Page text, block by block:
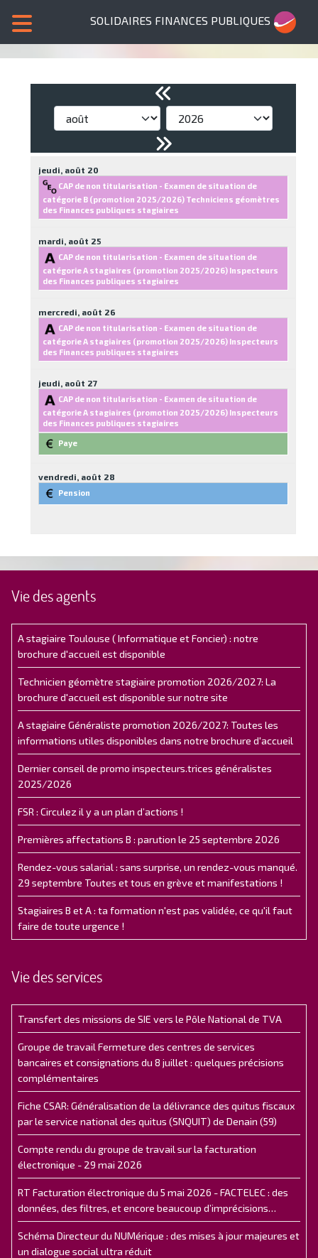
SOLIDAIRES FINANCES PUBLIQUES
jeudi, août 20
CAP de non titularisation - Examen de situation de
catégorie B (promotion 2025/2026) Techniciens géomètres
des Finances publiques stagiaires
mardi, août 25
CAP de non titularisation - Examen de situation de
catégorie A stagiaires (promotion 2025/2026) Inspecteurs
des Finances publiques stagiaires
mercredi, août 26
CAP de non titularisation - Examen de situation de
catégorie A stagiaires (promotion 2025/2026) Inspecteurs
des Finances publiques stagiaires
jeudi, août 27
CAP de non titularisation - Examen de situation de
catégorie A stagiaires (promotion 2025/2026) Inspecteurs
des Finances publiques stagiaires
Paye
vendredi, août 28
Pension
Vie des agents
A stagiaire Toulouse ( Informatique et Foncier) : notre
brochure d'accueil est disponible
Technicien géomètre stagiaire promotion 2026/2027: La
brochure d'accueil est disponible sur notre site
A stagiaire Généraliste promotion 2026/2027: Toutes les
informations utiles disponibles dans notre brochure d'accueil
Dernier conseil de promo inspecteurs.trices généralistes
2025/2026
FSR : Circulez il y a un plan d’actions !
Premières affectations B : parution le 25 septembre 2026
Rendez-vous salarial : sans surprise, un rendez-vous manqué.
29 septembre Toutes et tous en grève et manifestations !
Stagiaires B et A : ta formation n'est pas validée, ce qu'il faut
faire de toute urgence !
Vie des services
Transfert des missions de SIE vers le Pôle National de TVA
Groupe de travail Fermeture des centres de services
bancaires et consignations du 8 juillet : quelques précisions
complémentaires
Fiche CSAR: Généralisation de la délivrance des quitus fiscaux
par le service national des quitus (SNQUIT) de Denain (59)
Compte rendu du groupe de travail sur la facturation
électronique - 29 mai 2026
RT Facturation électronique du 5 mai 2026 - FACTELEC : des
données, des filtres, et encore beaucoup d’imprécisions…
Schéma Directeur du NUMérique : des mises à jour majeures et
un dialogue social ultra réduit